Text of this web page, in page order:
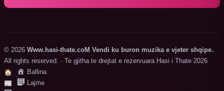
© 2026 Www.hasi-thate.coM Vendi ku buron muzika e vjeter shqipe.
All rights reserved. · Te gjitha te drejtat e rezervuara Hasi i Thate 2026
🏠
Ballina
📰
Lajme